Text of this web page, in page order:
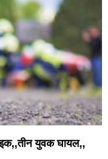
युवक घायल,,